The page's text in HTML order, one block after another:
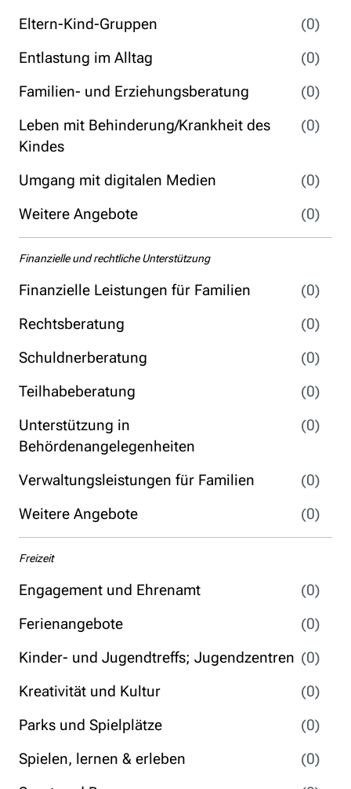
Eltern-Kind-Gruppen
(0)
Entlastung im Alltag
(0)
Familien- und Erziehungsberatung
(0)
Leben mit Behinderung/Krankheit des
Kindes
(0)
Umgang mit digitalen Medien
(0)
Weitere Angebote
(0)
Finanzielle und rechtliche Unterstützung
Finanzielle Leistungen für Familien
(0)
Rechtsberatung
(0)
Schuldnerberatung
(0)
Teilhabeberatung
(0)
Unterstützung in
Behördenangelegenheiten
(0)
Verwaltungsleistungen für Familien
(0)
Weitere Angebote
(0)
Freizeit
Engagement und Ehrenamt
(0)
Ferienangebote
(0)
Kinder- und Jugendtreffs; Jugendzentren (0)
Kreativität und Kultur
(0)
Parks und Spielplätze
(0)
Spielen, lernen & erleben
(0)